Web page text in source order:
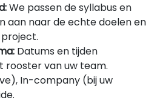
We passen de syllabus en
aan naar de echte doelen en
Datums en tijden
rooster van uw team.
In-company (bij uw